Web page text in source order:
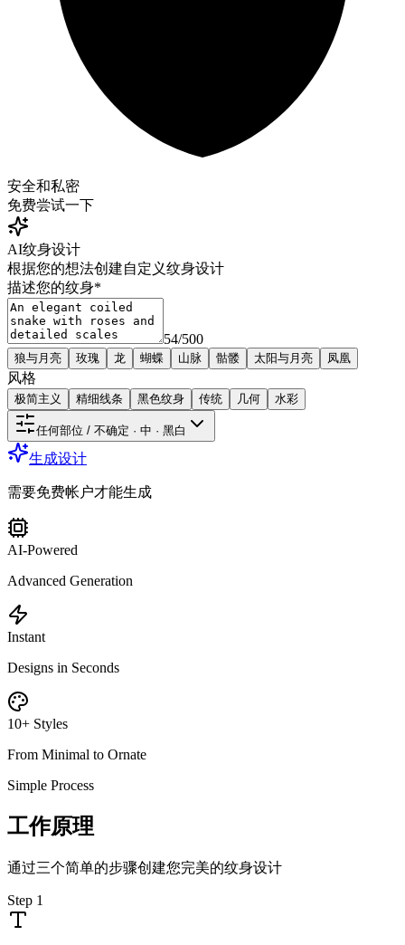
安全和私密
免费尝试一下
AI纹身设计
根据您的想法创建自定义纹身设计
描述您的纹身*
54/500
狼与月亮 玫瑰 龙 蝴蝶 山脉 骷髅 太阳与月亮 凤凰
风格
极简主义 精细线条 黑色纹身 传统 几何 水彩
任何部位 / 不确定 · 中 · 黑白
生成设计
需要免费帐户才能生成
AI-Powered
Advanced Generation
Instant
Designs in Seconds
10+ Styles
From Minimal to Ornate
Simple Process
工作原理
通过三个简单的步骤创建您完美的纹身设计
Step 1